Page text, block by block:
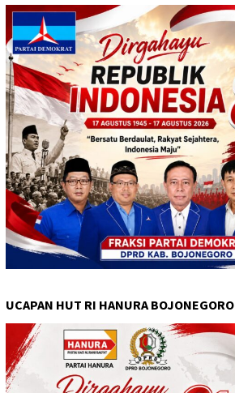
UCAPAN HUT RI HANURA BOJONEGORO